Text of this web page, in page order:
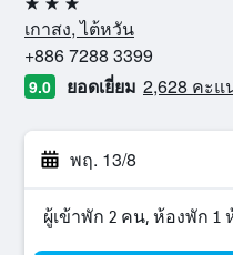
3 ดาว
เกาสง, ไต้หวัน
+886 7288 3399
9.0 ยอดเยี่ยม 2,628 คะ
พฤ. 13/8
ผู้เข้าพัก 2 คน, ห้องพัก 1